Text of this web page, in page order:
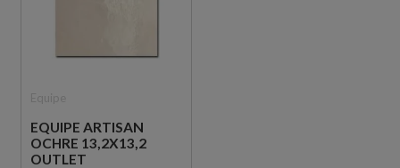
EQUIPE ARTISAN
OCHRE 13,2X13,2
OUTLET